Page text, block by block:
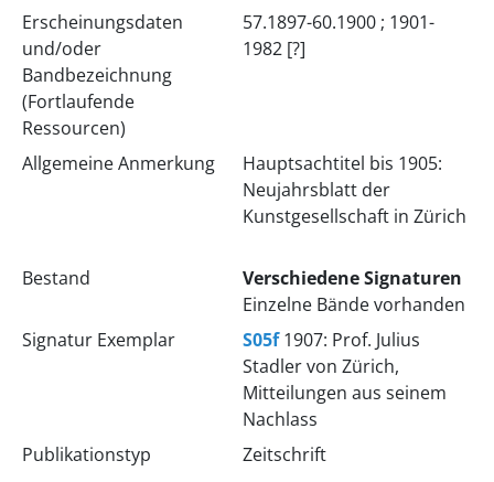
Erscheinungsdaten
und/oder
Bandbezeichnung
(Fortlaufende
Ressourcen)
57.1897-60.1900 ; 1901-
1982 [?]
Allgemeine Anmerkung
Hauptsachtitel bis 1905:
Neujahrsblatt der
Kunstgesellschaft in Zürich
Bestand
Verschiedene Signaturen
Einzelne Bände vorhanden
Signatur Exemplar
S05f 1907: Prof. Julius
Stadler von Zürich,
Mitteilungen aus seinem
Nachlass
Publikationstyp
Zeitschrift